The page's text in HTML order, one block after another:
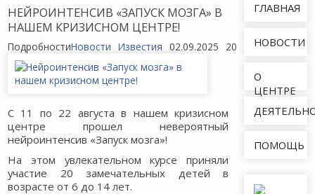
НЕЙРОИНТЕНСИВ «ЗАПУСК МОЗГА» В
НАШЕМ КРИЗИСНОМ ЦЕНТРЕ!
ПодробностиНовости Известия 02.09.2025 203
С 11 по 22 августа в нашем кризисном
центре прошел невероятный
нейроинтенсив «Запуск мозга»!
На этом увлекательном курсе приняли
участие 20 замечательных детей в
возрасте от 6 до 14 лет.
ГЛАВНАЯ
НОВОСТИ
О
ЦЕНТРЕ
ПОМОЩЬ